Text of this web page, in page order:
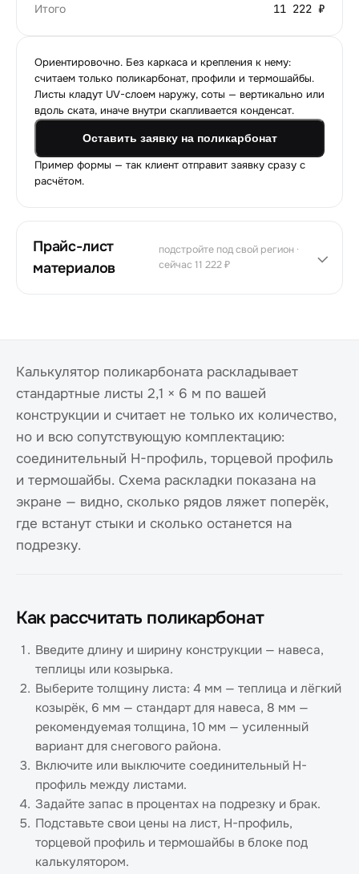
Итого 11 222 ₽
Ориентировочно. Без каркаса и крепления к нему:
считаем только поликарбонат, профили и термошайбы.
Листы кладут UV-слоем наружу, соты — вертикально или
вдоль ската, иначе внутри скапливается конденсат.
Оставить заявку на поликарбонат
Пример формы — так клиент отправит заявку сразу с
расчётом.
Прайс-лист
материалов
подстройте под свой регион ·
сейчас 11 222 ₽
Калькулятор поликарбоната раскладывает
стандартные листы 2,1 × 6 м по вашей
конструкции и считает не только их количество,
но и всю сопутствующую комплектацию:
соединительный H-профиль, торцевой профиль
и термошайбы. Схема раскладки показана на
экране — видно, сколько рядов ляжет поперёк,
где встанут стыки и сколько останется на
подрезку.
Как рассчитать поликарбонат
Введите длину и ширину конструкции — навеса,
теплицы или козырька.
Выберите толщину листа: 4 мм — теплица и лёгкий
козырёк, 6 мм — стандарт для навеса, 8 мм —
рекомендуемая толщина, 10 мм — усиленный
вариант для снегового района.
Включите или выключите соединительный H-
профиль между листами.
Задайте запас в процентах на подрезку и брак.
Подставьте свои цены на лист, H-профиль,
торцевой профиль и термошайбы в блоке под
калькулятором.